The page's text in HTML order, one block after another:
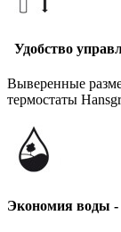
Удобство
Выверенные
термостаты
Экономия воды -